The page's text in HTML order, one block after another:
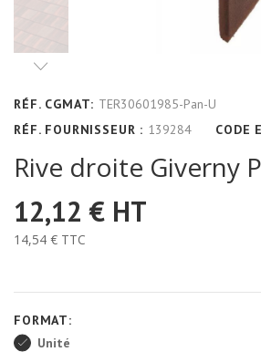
RÉF. CGMAT: TER30601985-Pan-U
RÉF. FOURNISSEUR : 139284 CODE
Rive droite Giverny
12,12 € HT
14,54 € TTC
FORMAT:
Unité